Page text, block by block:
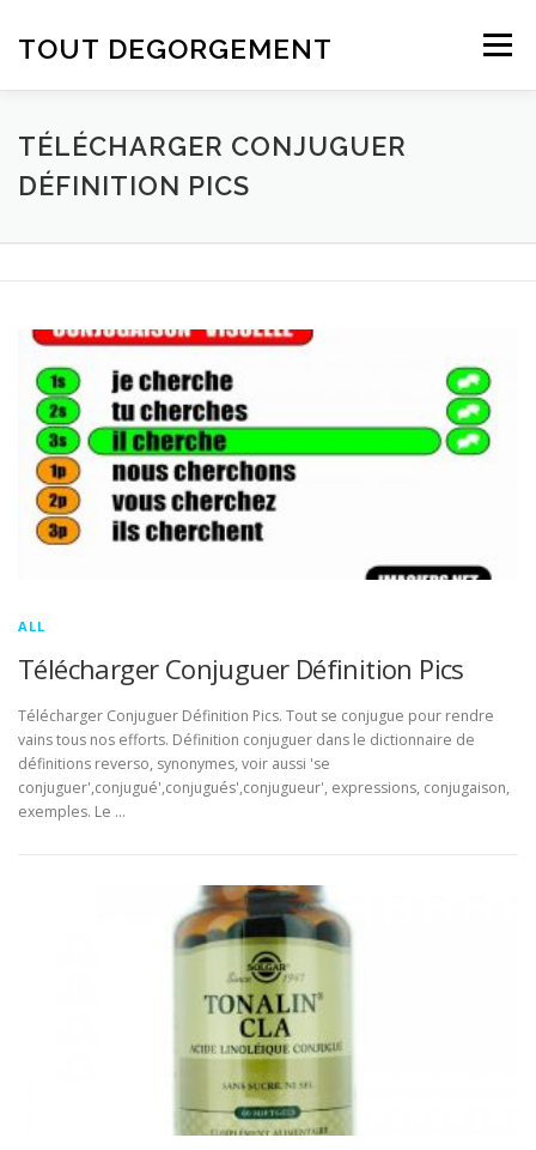
TOUT DEGORGEMENT Menu
TÉLÉCHARGER CONJUGUER
DÉFINITION PICS
ALL
Télécharger Conjuguer Définition Pics
Télécharger Conjuguer Définition Pics. Tout se conjugue pour rendre
vains tous nos efforts. Définition conjuguer dans le dictionnaire de
définitions reverso, synonymes, voir aussi 'se
conjuguer',conjugué',conjugués',conjugueur', expressions, conjugaison,
exemples. Le …